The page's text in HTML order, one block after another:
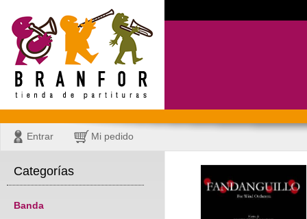
Entrar Mi pedido
Categorías
Banda